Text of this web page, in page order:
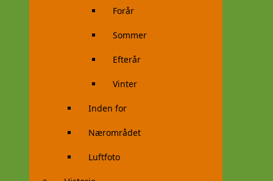
Forår
Sommer
Efterår
Vinter
Inden for
Nærområdet
Luftfoto